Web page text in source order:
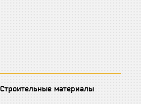
Строительные материалы